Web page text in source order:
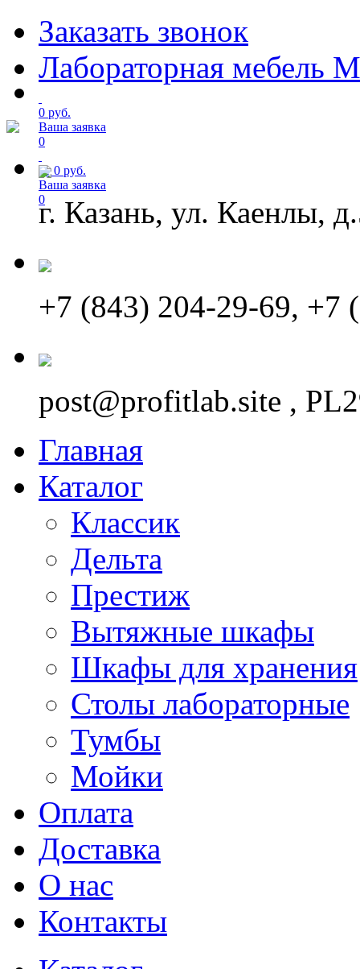
Заказать звонок
Лабораторная мебель
0 руб.
Ваша заявка
0
от0 руб.
Ваша заявка
0
г. Казань, ул. Каенлы,
+7 (843) 204-29-69, +7
post@profitlab.site ,
Главная
Каталог
Классик
Дельта
Престиж
Вытяжные шкафы
Шкафы для хранения
Столы лабораторные
Тумбы
Мойки
Оплата
Доставка
О нас
Контакты